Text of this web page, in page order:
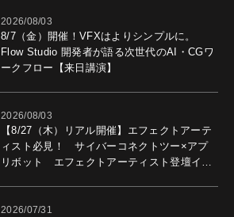
2026/08/03
8/7（金）開催！VFXはよりシンプルに。
Flow Studio 開発者が語る次世代のAI・CGワ
ークフロー【来日講演】
2026/08/03
【8/27（木）リアル開催】エフェクトアーテ
ィスト必見！ サイバーコネクトツー×アプ
リボット エフェクトアーティスト登壇イベ
2026/07/31